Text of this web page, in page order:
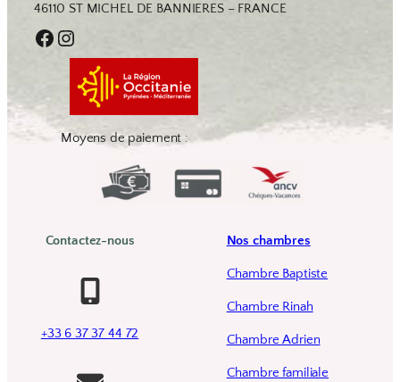
46110 ST MICHEL DE BANNIERES – FRANCE
Facebook
Instagram
Moyens de paiement :
Contactez-nous
+33 6 37 37 44 72
Nos chambres
Chambre Baptiste
Chambre Rinah
Chambre Adrien
Chambre familiale